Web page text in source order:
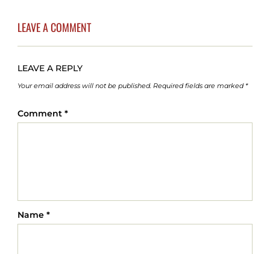
LEAVE A COMMENT
LEAVE A REPLY
Your email address will not be published. Required fields are marked *
Comment *
Name *